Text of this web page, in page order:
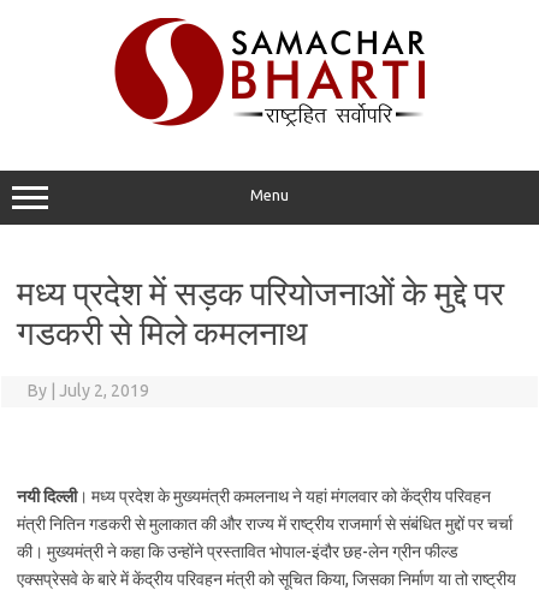
Menu
मध्य प्रदेश में सड़क परियोजनाओं के मुद्दे पर
गडकरी से मिले कमलनाथ
By July 2, 2019
नयी दिल्ली। मध्य प्रदेश के मुख्यमंत्री कमलनाथ ने यहां मंगलवार को केंद्रीय परिवहन
मंत्री नितिन गडकरी से मुलाकात की और राज्य में राष्ट्रीय राजमार्ग से संबंधित मुद्दों पर चर्चा
की। मुख्यमंत्री ने कहा कि उन्होंने प्रस्तावित भोपाल-इंदौर छह-लेन ग्रीन फील्ड
एक्सप्रेसवे के बारे में केंद्रीय परिवहन मंत्री को सूचित किया, जिसका निर्माण या तो राष्ट्रीय